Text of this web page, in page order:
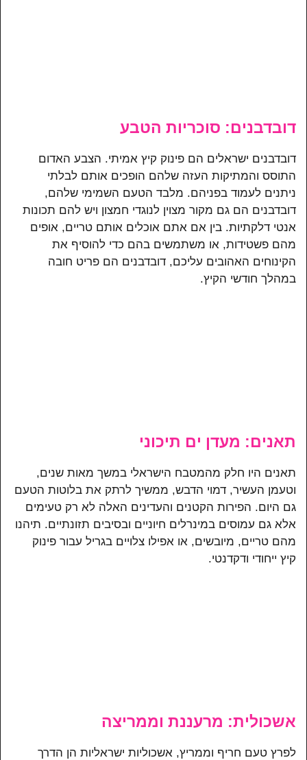
דובדבנים: סוכריות הטבע
דובדבנים ישראלים הם פינוק קיץ אמיתי. הצבע האדום
התוסס והמתיקות העזה שלהם הופכים אותם לבלתי
ניתנים לעמוד בפניהם. מלבד הטעם השמימי שלהם,
דובדבנים הם גם מקור מצוין לנוגדי חמצון ויש להם תכונות
אנטי דלקתיות. בין אם אתם אוכלים אותם טריים, אופים
מהם פשטידות, או משתמשים בהם כדי להוסיף את
הקינוחים האהובים עליכם, דובדבנים הם פריט חובה
במהלך חודשי הקיץ.
תאנים: מעדן ים תיכוני
תאנים היו חלק מהמטבח הישראלי במשך מאות שנים,
וטעמן העשיר, דמוי הדבש, ממשיך לרתק את בלוטות הטעם
גם היום. הפירות הקטנים והעדינים האלה לא רק טעימים
אלא גם עמוסים במינרלים חיוניים ובסיבים תזונתיים. תיהנו
מהם טריים, מיובשים, או אפילו צלויים בגריל עבור פינוק
קיץ ייחודי ודקדנטי.
אשכולית: מרעננת וממריצה
לפרץ טעם חריף וממריץ, אשכוליות ישראליות הן הדרך